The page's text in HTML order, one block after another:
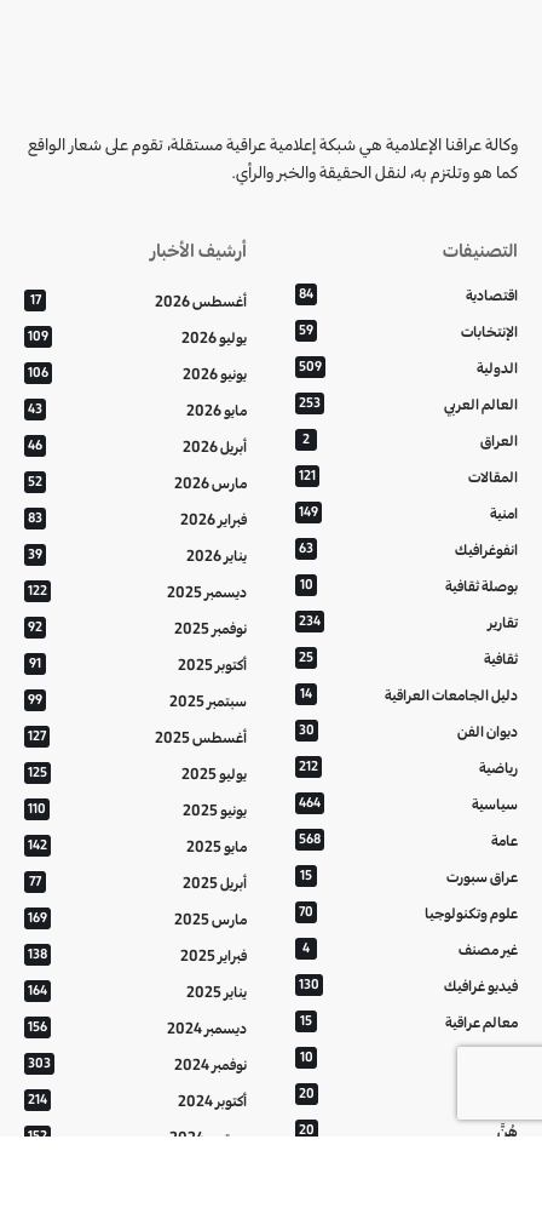
وكالة عراقنا الإعلامية هي شبكة إعلامية عراقية مستقلة، تقوم على شعار الواقع
كما هو وتلتزم به، لنقل الحقيقة والخبر والرأي.
التصنيفات
اقتصادية 84
الإنتخابات 59
الدولية 509
العالم العربي 253
العراق 2
المقالات 121
امنية 149
انفوغرافيك 63
بوصلة ثقافية 10
تقارير 234
ثقافية 25
دليل الجامعات العراقية 14
ديوان الفن 30
رياضية 212
سياسية 464
عامة 568
عراق سبورت 15
علوم وتكنولوجيا 70
غير مصنف 4
فيديو غرافيك 130
معالم عراقية 15
10
20
هُنَّ 20
أرشيف الأخبار
أغسطس 2026 17
يوليو 2026 109
يونيو 2026 106
مايو 2026 43
أبريل 2026 46
مارس 2026 52
فبراير 2026 83
يناير 2026 39
ديسمبر 2025 122
نوفمبر 2025 92
أكتوبر 2025 91
سبتمبر 2025 99
أغسطس 2025 127
يوليو 2025 125
يونيو 2025 110
مايو 2025 142
أبريل 2025 77
مارس 2025 169
فبراير 2025 138
يناير 2025 164
ديسمبر 2024 156
نوفمبر 2024 303
أكتوبر 2024 214
سبتمبر 2024 152